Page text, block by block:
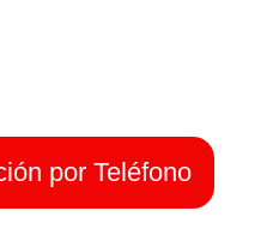
por Teléfono